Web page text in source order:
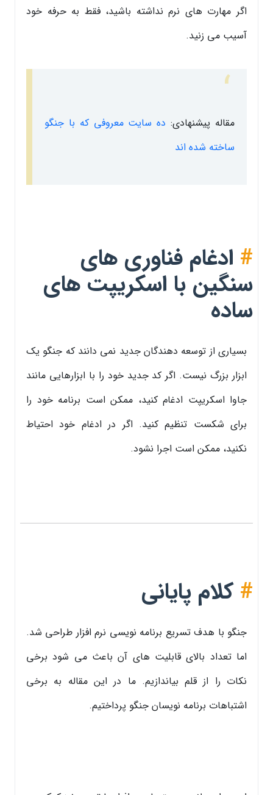
اگر مهارت های نرم نداشته باشید، فقط به حرفه خود
آسیب می زنید.
مقاله پیشنهادی: ده سایت معروفی که با جنگو
ساخته شده اند
# ادغام فناوری های
سنگین با اسکریپت های
ساده
بسیاری از توسعه دهندگان جدید نمی دانند که جنگو یک
ابزار بزرگ نیست. اگر کد جدید خود را با ابزارهایی مانند
جاوا اسکریپت ادغام کنید، ممکن است برنامه خود را
برای شکست تنظیم کنید. اگر در ادغام خود احتیاط
نکنید، ممکن است اجرا نشود.
#کلام پایانی
جنگو با هدف تسریع برنامه نویسی نرم افزار طراحی شد.
اما تعداد بالای قابلیت های آن باعث می شود برخی
نکات را از قلم بیاندازیم. ما در این مقاله به برخی
اشتباهات برنامه نویسان جنگو پرداختیم.